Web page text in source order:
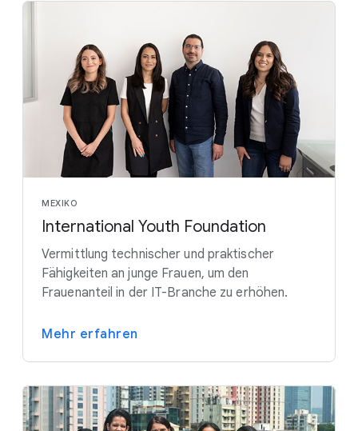
MEXIKO
International Youth Foundation
Vermittlung technischer und praktischer
Fähigkeiten an junge Frauen, um den
Frauenanteil in der IT-Branche zu erhöhen.
Mehr erfahren